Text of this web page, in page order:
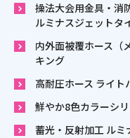
操法大会用金具・消
ルミナスジェットタ
内外面被覆ホース（
キング
高耐圧ホース ライト
鮮やか8色カラーシ
蓄光・反射加工 ル